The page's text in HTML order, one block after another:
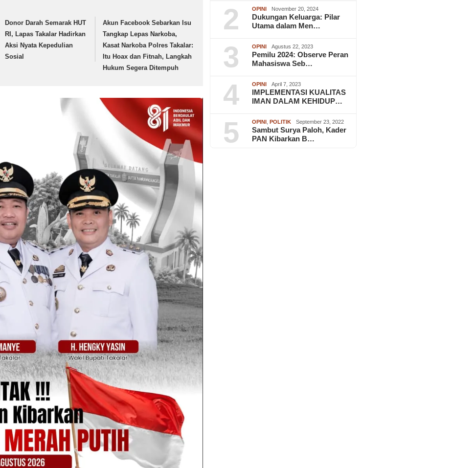
Donor Darah Semarak HUT
RI, Lapas Takalar Hadirkan
Aksi Nyata Kepedulian
Sosial
Akun Facebook Sebarkan Isu
Tangkap Lepas Narkoba,
Kasat Narkoba Polres Takalar:
Itu Hoax dan Fitnah, Langkah
Hukum Segera Ditempuh
2 OPINI November 20, 2024
Dukungan Keluarga: Pilar
Utama dalam Men…
3 OPINI Agustus 22, 2023
Pemilu 2024: Observe Peran
Mahasiswa Seb…
4 OPINI April 7, 2023
IMPLEMENTASI KUALITAS
IMAN DALAM KEHIDUP…
5 OPINI , POLITIK September 23, 2022
Sambut Surya Paloh, Kader
PAN Kibarkan B…